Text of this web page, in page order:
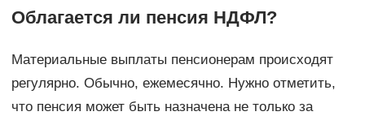
Облагается ли пенсия НДФЛ?
Материальные выплаты пенсионерам происходят
регулярно. Обычно, ежемесячно. Нужно отметить,
что пенсия может быть назначена не только за